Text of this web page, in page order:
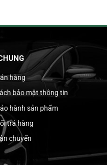
hàng
bảo mật thông tin
hành sản phẩm
trả hàng
chuyển